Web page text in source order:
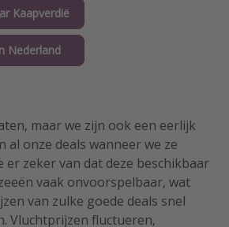
Kaapverdië
Nederland
maar we zijn ook een eerlijk
al onze deals wanneer we ze
er zeker van dat deze beschikbaar
vaak onvoorspelbaar, wat
van zulke goede deals snel
Vluchtprijzen fluctueren,